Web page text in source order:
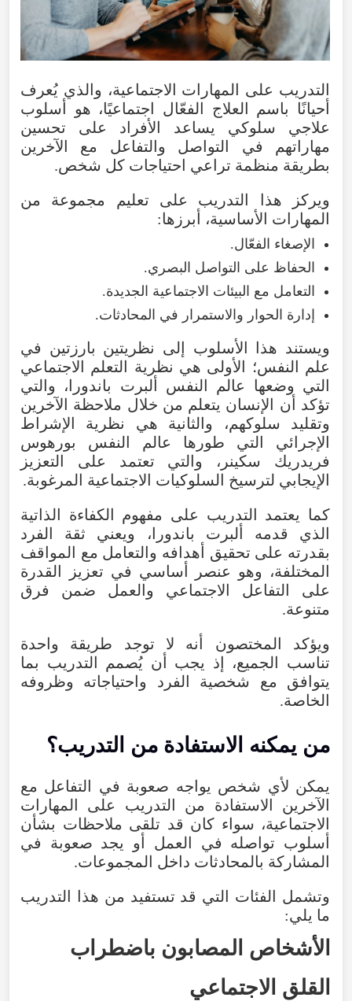
التدريب على المهارات الاجتماعية، والذي يُعرف
أحيانًا
باسم العلاج الفعّال اجتماعيًا، هو
أسلوب
علاجي
سلوكي يساعد الأفراد على
تحسين
مهاراتهم
في التواصل والتفاعل مع
الآخرين
بطريقة منظمة تراعي احتياجات كل شخص.
ويركز
هذا التدريب على تعليم مجموعة
من
المهارات الأساسية، أبرزها:
الإصغاء الفعّال.
الحفاظ على التواصل البصري.
التعامل مع البيئات الاجتماعية الجديدة.
إدارة الحوار والاستمرار في المحادثات.
ويستند هذا الأسلوب إلى نظريتين بارزتين في
علم
النفس؛ الأولى هي نظرية التعلم
الاجتماعي
التي وضعها عالم النفس ألبرت باندورا ، والتي
تؤكد
أن الإنسان يتعلم من خلال ملاحظة
الآخرين
وتقليد
سلوكهم، والثانية هي نظرية
الإشراط
الإجرائي
التي طورها عالم النفس
بورهوس
فريدريك
سكينر ، والتي تعتمد على
التعزيز
الإيجابي لترسيخ السلوكيات الاجتماعية المرغوبة.
كما
يعتمد التدريب على مفهوم الكفاءة
الذاتية
الذي
قدمه ألبرت باندورا ، ويعني ثقة
الفرد
بقدرته على تحقيق أهدافه والتعامل مع
المواقف
المختلفة، وهو عنصر أساسي في تعزيز
القدرة
على
التفاعل الاجتماعي والعمل ضمن
فرق
متنوعة.
ويؤكد
المختصون أنه لا توجد طريقة
واحدة
تناسب
الجميع، إذ يجب أن يُصمم التدريب بما
يتوافق
مع شخصية الفرد واحتياجاته
وظروفه
الخاصة.
من يمكنه الاستفادة من التدريب؟
يمكن لأي شخص يواجه صعوبة في التفاعل مع
الآخرين
الاستفادة من التدريب على
المهارات
الاجتماعية، سواء كان قد تلقى ملاحظات بشأن
أسلوب تواصله في العمل أو يجد صعوبة
في
المشاركة بالمحادثات داخل المجموعات.
وتشمل
الفئات التي قد تستفيد من هذا
التدريب
ما يلي:
الأشخاص المصابون باضطراب
القلق الاجتماعي